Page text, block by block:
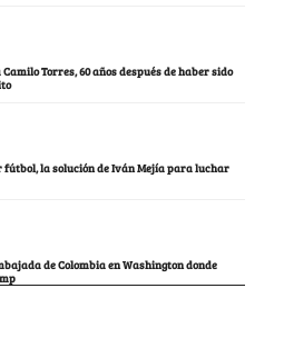
Torres, 60 años después de haber sido
la solución de Iván Mejía para luchar
de Colombia en Washington donde